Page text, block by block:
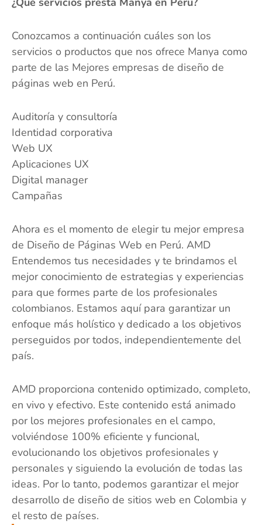
Conozcamos a continuación cuáles son los
servicios o productos que nos ofrece Manya como
parte de las Mejores empresas de diseño de
páginas web en Perú.
Auditoría y consultoría
Identidad corporativa
Web UX
Aplicaciones UX
Digital manager
Campañas
Ahora es el momento de elegir tu mejor empresa
de Diseño de Páginas Web en Perú. AMD
Entendemos tus necesidades y te brindamos el
mejor conocimiento de estrategias y experiencias
para que formes parte de los profesionales
colombianos. Estamos aquí para garantizar un
enfoque más holístico y dedicado a los objetivos
perseguidos por todos, independientemente del
país.
AMD proporciona contenido optimizado, completo,
en vivo y efectivo. Este contenido está animado
por los mejores profesionales en el campo,
volviéndose 100% eficiente y funcional,
evolucionando los objetivos profesionales y
personales y siguiendo la evolución de todas las
ideas. Por lo tanto, podemos garantizar el mejor
desarrollo de diseño de sitios web en Colombia y
el resto de países.